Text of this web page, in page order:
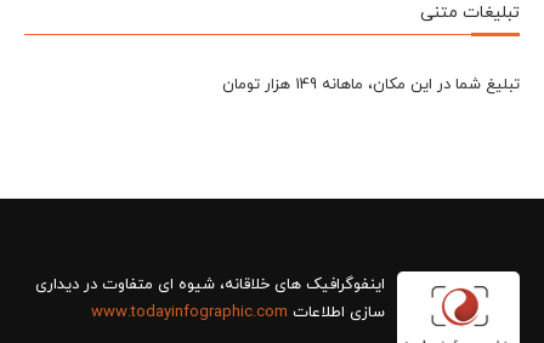
تبلیغات متنی
تبلیغ شما در این مکان، ماهانه 149 هزار تومان
سازی اطلاعات www.todayinfographic.com